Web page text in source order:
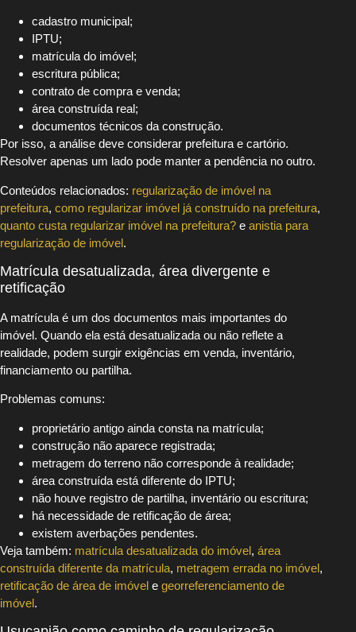
cadastro municipal;
IPTU;
matrícula do imóvel;
escritura pública;
contrato de compra e venda;
área construída real;
documentos técnicos da construção.
Por isso, a análise deve considerar prefeitura e cartório.
Resolver apenas um lado pode manter a pendência no outro.
Conteúdos relacionados: regularização de imóvel na
prefeitura, como regularizar imóvel já construído na prefeitura,
quanto custa regularizar imóvel na prefeitura? e anistia para
regularização de imóvel.
Matrícula desatualizada, área divergente e
retificação
A matrícula é um dos documentos mais importantes do
imóvel. Quando ela está desatualizada ou não reflete a
realidade, podem surgir exigências em venda, inventário,
financiamento ou partilha.
Problemas comuns:
proprietário antigo ainda consta na matrícula;
construção não aparece registrada;
metragem do terreno não corresponde à realidade;
área construída está diferente do IPTU;
não houve registro de partilha, inventário ou escritura;
há necessidade de retificação de área;
existem averbações pendentes.
Veja também: matrícula desatualizada do imóvel, área
construída diferente da matrícula, metragem errada no imóvel,
retificação de área de imóvel e georreferenciamento de
imóvel.